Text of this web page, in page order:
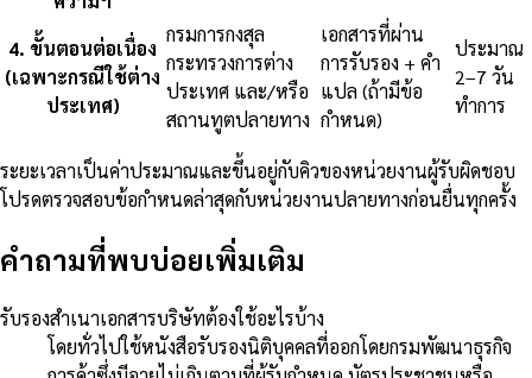
4. ขั้นตอนต่อเนื่อง
(เฉพาะกรณีใช้ต่าง
ประเทศ)
กรมการกงสุล
กระทรวงการต่าง
ประเทศ และ/หรือ
สถานทูตปลายทาง
เอกสารที่ผ่าน
การรับรอง + คำ
แปล (ถ้ามีข้อ
กำหนด)
ประมาณ
2–7 วัน
ทำการ
ระยะเวลาเป็นค่าประมาณและขึ้นอยู่กับคิวของหน่วยงานผู้รับผิดชอบ
โปรดตรวจสอบข้อกำหนดล่าสุดกับหน่วยงานปลายทางก่อนยื่นทุกครั้ง
คำถามที่พบบ่อยเพิ่มเติม
รับรองสำเนาเอกสารบริษัทต้องใช้อะไรบ้าง
โดยทั่วไปใช้หนังสือรับรองนิติบุคคลที่ออกโดยกรมพัฒนาธุรกิจ